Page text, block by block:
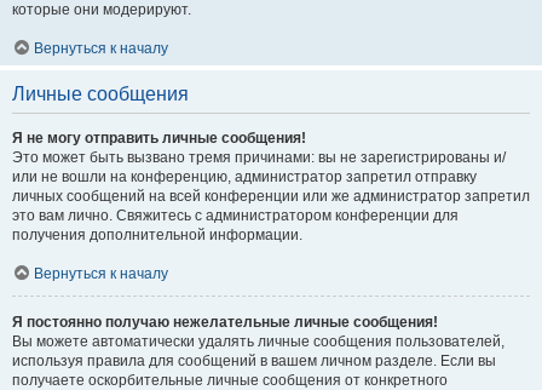
которые они модерируют.
Вернуться к началу
Личные сообщения
Я не могу отправить личные сообщения!
Это может быть вызвано тремя причинами: вы не зарегистрированы и/
или не вошли на конференцию, администратор запретил отправку
личных сообщений на всей конференции или же администратор запретил
это вам лично. Свяжитесь с администратором конференции для
получения дополнительной информации.
Вернуться к началу
Я постоянно получаю нежелательные личные сообщения!
Вы можете автоматически удалять личные сообщения пользователей,
используя правила для сообщений в вашем личном разделе. Если вы
получаете оскорбительные личные сообщения от конкретного